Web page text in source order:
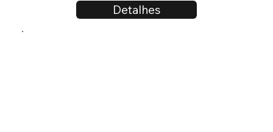
Detalhes